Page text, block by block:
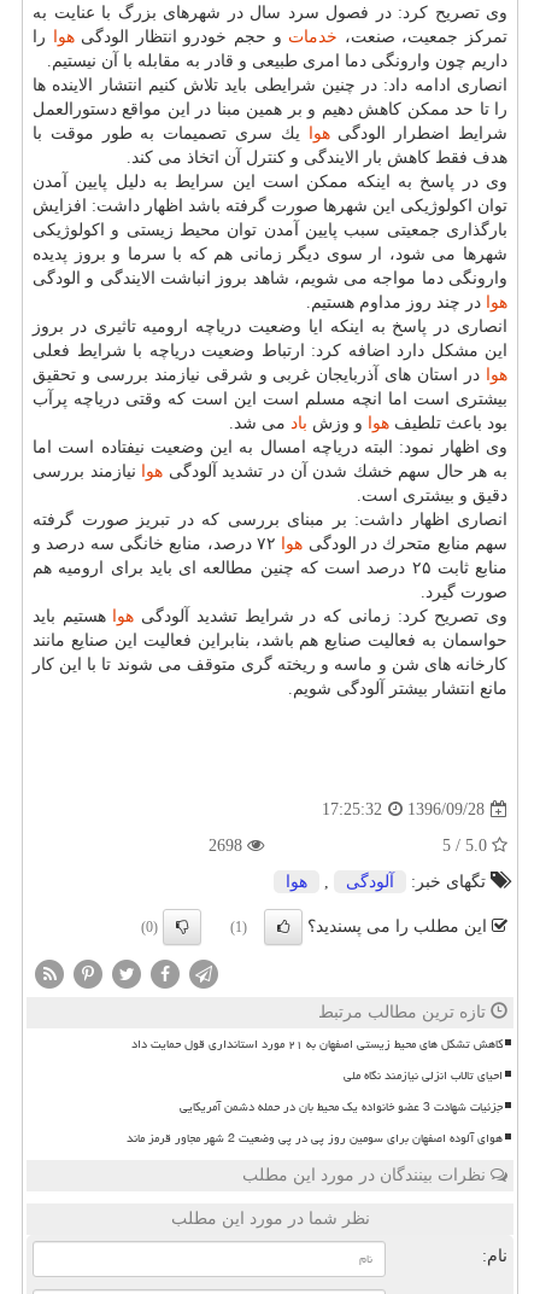
وی تصریح كرد: در فصول سرد سال در شهرهای بزرگ با عنایت به
تمركز جمعیت، صنعت، خدمات و حجم خودرو انتظار الودگیهوا را
داریم چون وارونگی دما امری طبیعی و قادر به مقابله با آن نیستیم.
انصاری ادامه داد: در چنین شرایطی باید تلاش كنیم انتشار الاینده ها
را تا حد ممكن كاهش دهیم و بر همین مبنا در این مواقع دستورالعمل
شرایط اضطرار الودگیهوا یك سری تصمیمات به طور موقت با
هدف فقط كاهش بار الایندگی و كنترل آن اتخاذ می كند.
وی در پاسخ به اینكه ممكن است این سرایط به دلیل پایین آمدن
توان اكولوژیكی این شهرها صورت گرفته باشد اظهار داشت: افزایش
بارگذاری جمعیتی سبب پایین آمدن توان محیط زیستی و اكولوژیكی
شهرها می شود، ار سوی دیگر زمانی هم كه با سرما و بروز پدیده
وارونگی دما مواجه می شویم، شاهد بروز انباشت الایندگی و الودگی
هوا در چند روز مداوم هستیم.
انصاری در پاسخ به اینكه ایا وضعیت دریاچه ارومیه تاثیری در بروز
این مشكل دارد اضافه كرد: ارتباط وضعیت دریاچه با شرایط فعلی
هوا در استان های آذربایجان غربی و شرقی نیازمند بررسی و تحقیق
بیشتری است اما انچه مسلم است این است كه وقتی دریاچه پرآب
بود باعث تلطیف هوا و وزش باد می شد.
وی اظهار نمود: البته دریاچه امسال به این وضعیت نیفتاده است اما
به هر حال سهم خشك شدن آن در تشدید آلودگی هوا نیازمند بررسی
دقیق و بیشتری است.
انصاری اظهار داشت: بر مبنای بررسی كه در تبریز صورت گرفته
سهم منابع متحرك در الودگی هوا
۷۲ درصد، منابع خانگی سه درصد و
منابع ثابت ۲۵ درصد است كه چنین مطالعه ای باید برای ارومیه هم
صورت گیرد.
وی تصریح كرد: زمانی كه در شرایط تشدید آلودگی هوا هستیم باید
حواسمان به فعالیت صنایع هم باشد، بنابراین فعالیت این صنایع مانند
كارخانه های شن و ماسه و ریخته گری متوقف می شوند تا با این كار
مانع انتشار بیشتر آلودگی شویم.
1396/09/28
17:25:32
تگهای خبر:
آلودگی , هوا
این مطلب را می پسندید؟ (1)
(0)
تازه ترین مطالب مرتبط
کاهش تشکل های محیط زیستی اصفهان به ۲۱ مورد استانداری قول حمایت داد
احیای تالاب انزلی نیازمند نگاه ملی
جزئیات شهادت 3 عضو خانواده یک محیط بان در حمله دشمن آمریکایی
هوای آلوده اصفهان برای سومین روز پی در پی وضعیت 2 شهر مجاور قرمز ماند
نظرات بینندگان در مورد این مطلب
نظر شما در مورد این مطلب
نام: